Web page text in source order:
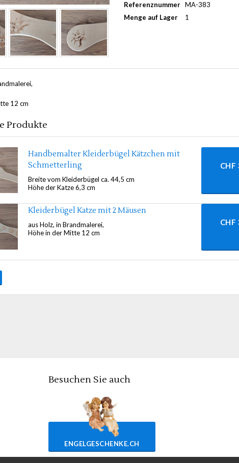
Referenznummer MA-383
Menge auf Lager
1
12 cm
Produkte
Handbemalter Kleiderbügel Kätzchen mit
Schmetterling
Breite vom Kleiderbügel ca. 44,5 cm
Höhe der Katze 6,3 cm
CHF
Kleiderbügel Katze mit 2 Mäusen
aus Holz, in Brandmalerei,
Höhe in der Mitte 12 cm
CHF
Besuchen Sie auch
ENGELGESCHENKE.CH